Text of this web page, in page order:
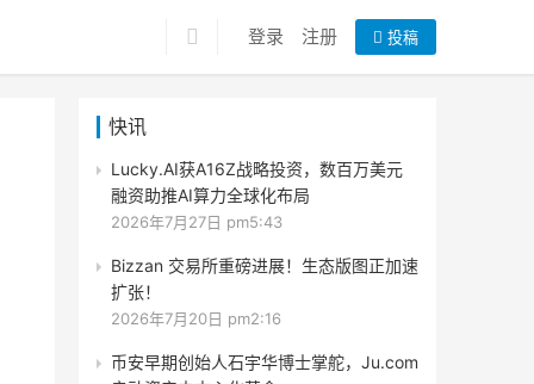
登录 注册 投稿
快讯
Lucky.AI获A16Z战略投资，数百万美元
融资助推AI算力全球化布局
2026年7月27日 pm5:43
Bizzan 交易所重磅进展！生态版图正加速
扩张！
2026年7月20日 pm2:16
币安早期创始人石宇华博士掌舵，Ju.com